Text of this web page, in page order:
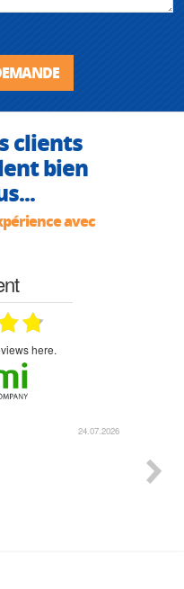
clients
bien
avec
here.
24.07.2026